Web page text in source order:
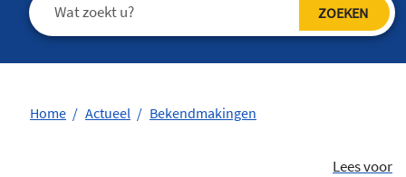
Home Actueel Bekendmakingen
Lees voor